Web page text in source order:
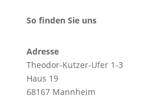
So finden Sie uns
Adresse
Theodor-Kutzer-Ufer 1-3
Haus 19
68167 Mannheim